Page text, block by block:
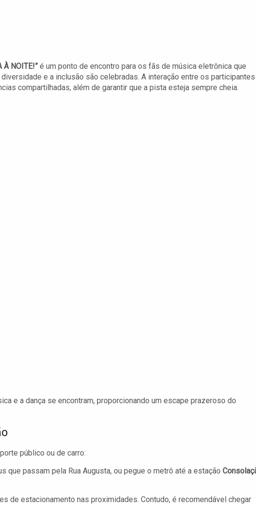
À NOITE!” é um ponto de encontro para os fãs de música eletrônica que
e a inclusão são celebradas. A interação entre os participantes
compartilhadas, além de garantir que a pista esteja sempre cheia.
e a dança se encontram, proporcionando um escape prazeroso do
público ou de carro:
que passam pela Rua Augusta, ou pegue o metrô até a estação
de estacionamento nas proximidades. Contudo, é recomendável chegar